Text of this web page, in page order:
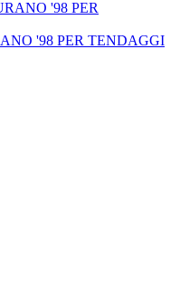
'98 PER TENDAGGI